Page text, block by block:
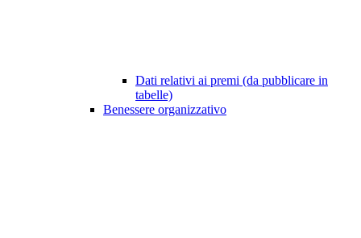
Dati relativi ai premi (da pubblicare in
tabelle)
Benessere organizzativo